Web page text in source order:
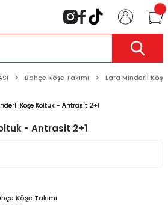
Bahçe Köşe Takımı Lara Minderli
- Antrasit 2+1
Köşe Takımı